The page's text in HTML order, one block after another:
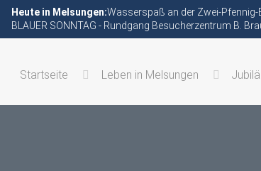
Heute in Melsungen:Wasserspaß an der Zwei-Pfennig-
BLAUER SONNTAG - Rundgang Besucherzentrum B.
Startseite Leben in Melsungen